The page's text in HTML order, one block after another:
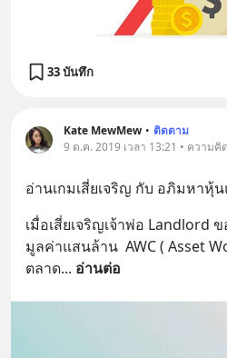
33 บันทึก
Kate MewMew • ติดตาม
9 ต.ค. 2019 เวลา 13:21 • ความคิ
อ่านเกมเสี่ยเจริญ กับ อภิมหาหุ้
เมื่อเสี่ยเจริญเจ้าพ่อ Landlord
มูลค่าแสนล้าน  AWC ( Asset
ตลาด... อ่านต่อ